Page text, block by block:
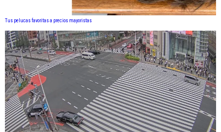
Tus pelucas favoritas a precios mayoristas